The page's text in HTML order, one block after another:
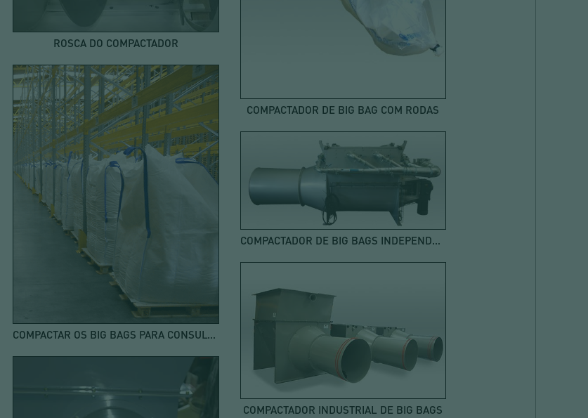
ROSCA DO COMPACTADOR
COMPACTAR OS BIG BAGS PARA CONSULTORIA INDUSTRIAL PALAMATIC PROCESS
COMPACTADOR DE BIG BAG COM RODAS
COMPACTADOR DE BIG BAGS INDEPENDENTE
COMPACTADOR INDUSTRIAL DE BIG BAGS